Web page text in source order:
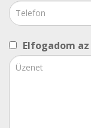
Elfogadom az